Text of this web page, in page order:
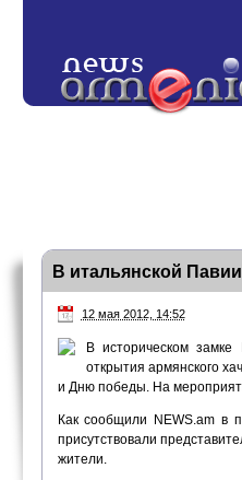
В итальянской
12 мая 2012, 14:52
В историческом
открытия армянского
и Дню победы. На
Как сообщили NEWS.am в
присутствовали
жители.